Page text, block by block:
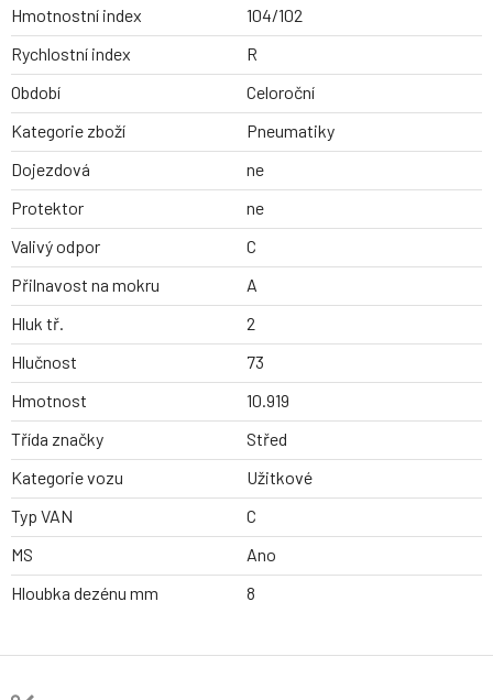
Hmotnostní index
104/102
Rychlostní index
R
Období
Celoroční
Kategorie zboží
Pneumatiky
Dojezdová
ne
Protektor
ne
Valivý odpor
C
Přilnavost na mokru
A
Hluk tř.
2
Hlučnost
73
Hmotnost
10.919
Třída značky
Střed
Kategorie vozu
Užitkové
Typ VAN
C
MS
Ano
Hloubka dezénu mm
8